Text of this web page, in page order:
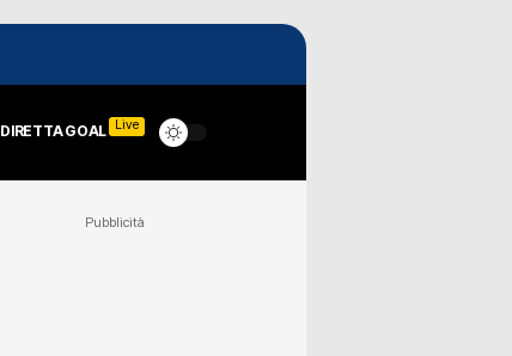
DIRETTA GOAL Live
Pubblicità